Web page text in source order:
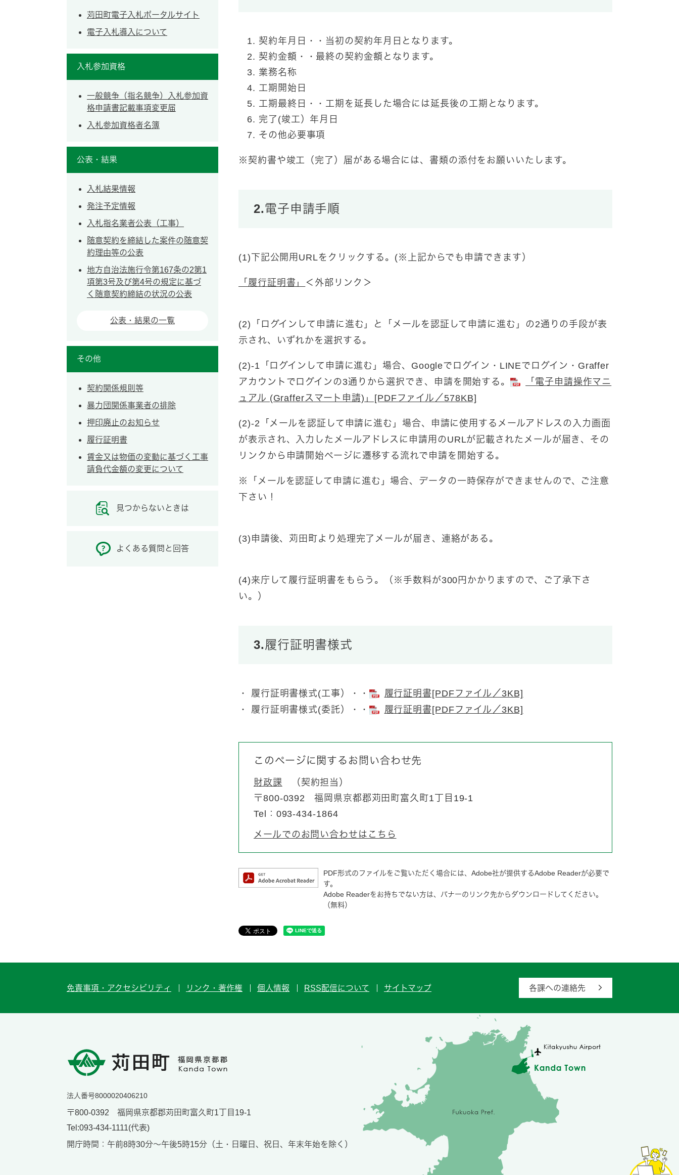
田
契約年月日・・当初の契約年月日となります。
契約金額・・最終の契約金額となります。
業務名称
工期開始日
工期最終日・・工期を延長した場合には延長後の工期となります。
完了(竣工）年月日
その他必要事項
※契約書や竣工（完了）届がある場合には、書類の添付をお願いいたします。
2.電子申請手順
(1)下記公開用URLをクリックする。(※上記からでも申請できます）
「履行証明書​」 ＜外部リンク＞
(2)「ログインして申請に進む」と「メールを認証して申請に進む」の2通りの手段が表
示され、いずれかを選択する。
(2)-1「ログインして申請に進む」場合、Googleでログイン・LINEでログイン・Graffer
アカウントでログインの3通りから選択でき、申請を開始する。
「電子申請操作マニ
ュアル (Grafferスマート申請)」[PDFファイル／578KB]
(2)-2「メールを認証して申請に進む」場合、申請に使用するメールアドレスの入力画面
が表示され、入力したメールアドレスに申請用のURLが記載されたメールが届き、その
リンクから申請開始ページに遷移する流れで申請を開始する。
※
「メールを認証して申請に進む」場合、データの一時保存ができませんので、ご注意
下さい！
(3)申請後、苅田町より処理完了メールが届き、連絡がある。
(4)来庁して履行証明書をもらう。（※手数料が300円かかりますので、ご了承下さ
い。）
3.履行証明書様式
・ 履行証明書様式(工事）・・
履行証明書​[PDFファイル／3KB]
・ 履行証明書様式(委託）・・
履行証明書​[PDFファイル／3KB]
このページに関するお問い合わせ先
財政課
契約担当
〒800-0392
福岡県京都郡苅田町富久町1丁目19-1
Tel：093-434-1864
メールでのお問い合わせはこちら
PDF形式のファイルをご覧いただく場合には、Adobe社が提供するAdobe Readerが必要で
す。
Adobe Readerをお持ちでない方は、バナーのリンク先からダウンロードしてください。
（無料）
苅田町電子入札ポータルサイト
電子入札導入について
入札参加資格
一般競争（指名競争）入札参加資
格申請書記載事項変更届
入札参加資格者名簿
公表・結果
入札結果情報
発注予定情報
入札指名業者公表（工事）
随意契約を締結した案件の随意契
約理由等の公表
地方自治法施行令第167条の2第1
項第3号及び第4号の規定に基づ
く随意契約締結の状況の公表
公表・結果の一覧
その他
契約関係規則等
暴力団関係事業者の排除
押印廃止のお知らせ
履行証明書
賃金又は物価の変動に基づく工事
請負代金額の変更について
見つからないときは
よくある質問と回答
免責事項・アクセシビリティ リンク・著作権 個人情報 RSS配信について サイトマップ 各課への連絡先
法人番号8000020406210
〒800-0392 福岡県京都郡苅田町富久町1丁目19-1
Tel:093-434-1111(代表)
開庁時間：午前8時30分～午後5時15分（土・日曜日、祝日、年末年始を除く）